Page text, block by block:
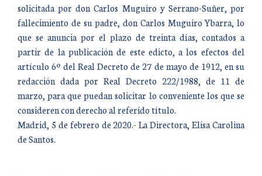
solicitada por don Carlos Muguiro y Serrano-Suñer, por
fallecimiento de su padre, don Carlos Muguiro Ybarra, lo
que se anuncia por el plazo de treinta días, contados a
partir de la publicación de este edicto, a los efectos del
artículo 6º del Real Decreto de 27 de mayo de 1912, en su
redacción dada por Real Decreto 222/1988, de 11 de
marzo, para que puedan solicitar lo conveniente los que se
consideren con derecho al referido título.
Madrid, 5 de febrero de 2020.- La Directora, Elisa Carolina
de Santos.